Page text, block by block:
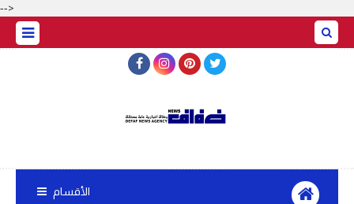
-->
الأقسام